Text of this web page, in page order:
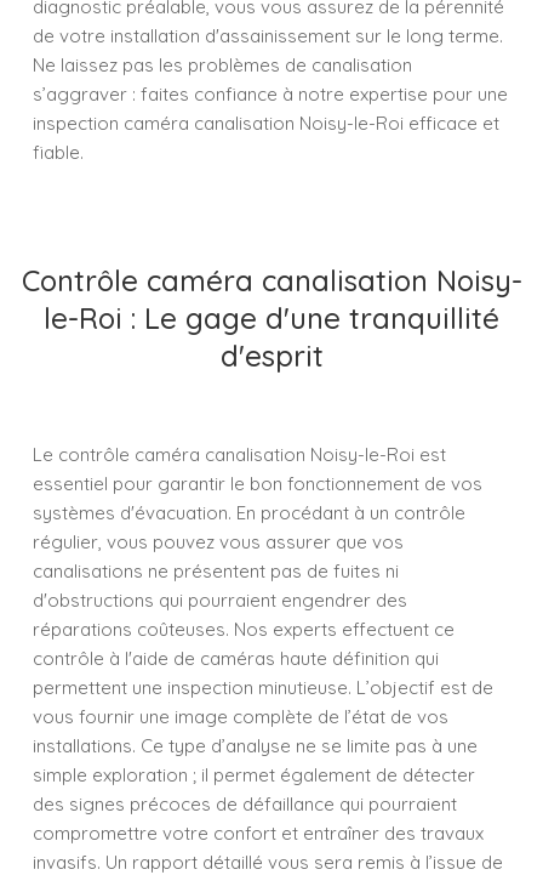
diagnostic préalable, vous vous assurez de la pérennité
de votre installation d'assainissement sur le long terme.
Ne laissez pas les problèmes de canalisation
s’aggraver : faites confiance à notre expertise pour une
inspection caméra canalisation Noisy-le-Roi efficace et
fiable.
Contrôle caméra canalisation Noisy-
le-Roi : Le gage d'une tranquillité
d'esprit
Le contrôle caméra canalisation Noisy-le-Roi est
essentiel pour garantir le bon fonctionnement de vos
systèmes d'évacuation. En procédant à un contrôle
régulier, vous pouvez vous assurer que vos
canalisations ne présentent pas de fuites ni
d'obstructions qui pourraient engendrer des
réparations coûteuses. Nos experts effectuent ce
contrôle à l'aide de caméras haute définition qui
permettent une inspection minutieuse. L’objectif est de
vous fournir une image complète de l’état de vos
installations. Ce type d’analyse ne se limite pas à une
simple exploration ; il permet également de détecter
des signes précoces de défaillance qui pourraient
compromettre votre confort et entraîner des travaux
invasifs. Un rapport détaillé vous sera remis à l’issue de